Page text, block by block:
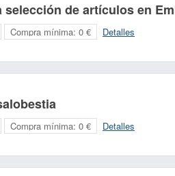
de artículos en
Compra mínima: 0 € Detalles
Compra mínima: 0 € Detalles